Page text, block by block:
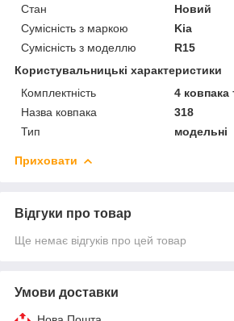
Стан
Новий
Сумісність з маркою
Kia
Сумісність з моделлю
R15
Користувальницькі характеристики
Комплектність
4
Назва ковпака
318
Тип
модельні
Приховати
Відгуки про товар
Ще немає відгуків про цей товар
Умови доставки